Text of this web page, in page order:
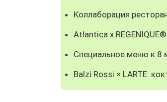
Коллаборация
Atlantica x REGENIQUE®
Специальное меню к 8
Balzi Rossi × LARTE: